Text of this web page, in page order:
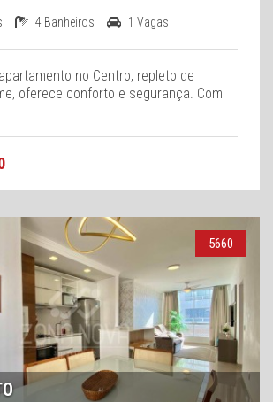
4 Banheiros 1 Vagas
no Centro, repleto de
oferece conforto e segurança. Com
5660